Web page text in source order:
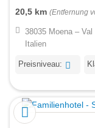
20,5 km (Entfernung
38035 Moena –
Italien
Preisniveau: